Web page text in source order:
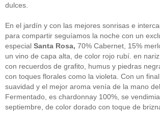
Murcia
quesos(3)
Restaurantes
rutas de tapas
(2)
Setas(1)
Sin categoría(348)
solidaridad(1)
tapas (2)
" ALT="RSS" /> SUSCRÍBETE
dulces.
En el jardín y con las mejores sonrisas e
para compartir seguíamos la noche con un
especial Santa Rosa, 70% Cabernet, 15%
un vino de capa alta, de color rojo rubí. en
con recuerdos de grafito, humus y piedras
con toques florales como la violeta. Con un
suavidad y el mejor aroma venía de la mano
Fermentado, es chardonnay 100%, se
septiembre, de color dorado con toque de